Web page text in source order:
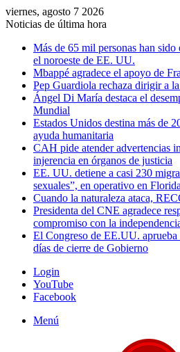
viernes, agosto 7 2026
Noticias de última hora
Más de 65 mil personas han sido
el noroeste de EE. UU.
Mbappé agradece el apoyo de
Pep Guardiola rechaza dirigir a
Ángel Di María destaca el
Mundial
Estados Unidos destina más de
ayuda humanitaria
CAH pide atender advertencias
injerencia en órganos de justicia
EE. UU. detiene a casi 230
sexuales”, en operativo en Florida
Cuando la naturaleza ataca,
Presidenta del CNE agradece
compromiso con la
El Congreso de EE.UU.
días de cierre de Gobierno
Login
YouTube
Facebook
Menú